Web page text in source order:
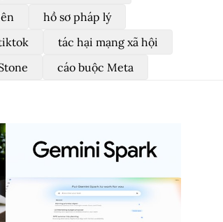
hồ sơ pháp lý
tác hại mạng xã hội
cáo buộc Meta